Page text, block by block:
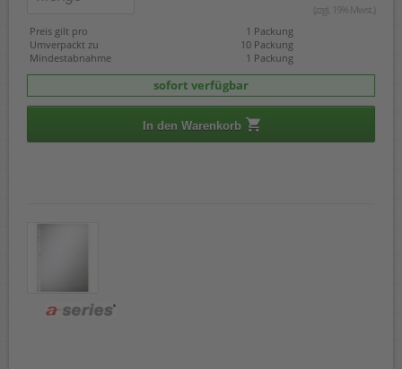
(zzgl. 19% Mwst.)
Preis gilt pro
1 Packung
Umverpackt zu
10 Packung
Mindestabnahme
1 Packung
sofort verfügbar
In den Warenkorb